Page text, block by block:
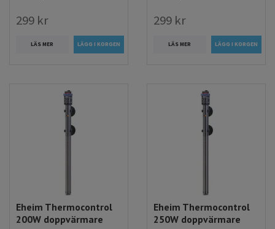
299 kr
LÄS MER
299 kr
LÄS MER
Eheim Thermocontrol
200W doppvärmare
Eheim Thermocontrol
250W doppvärmare